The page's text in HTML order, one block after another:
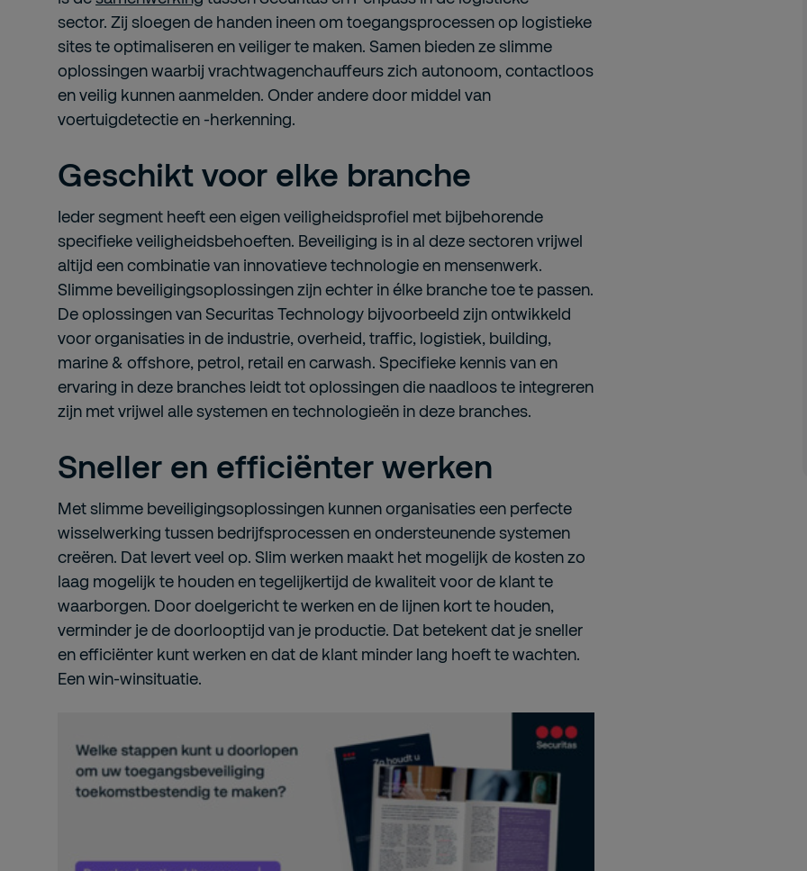
sector. Zij sloegen de handen ineen om toegangsprocessen op logistieke
sites te optimaliseren en veiliger te maken. Samen bieden ze slimme
oplossingen waarbij vrachtwagenchauffeurs zich autonoom, contactloos
en veilig kunnen aanmelden. Onder andere door middel van
voertuigdetectie en -herkenning.
Geschikt voor elke branche
Ieder segment heeft een eigen veiligheidsprofiel met bijbehorende
specifieke veiligheidsbehoeften. Beveiliging is in al deze sectoren vrijwel
altijd een combinatie van innovatieve technologie en mensenwerk.
Slimme beveiligingsoplossingen zijn echter in élke branche toe te passen.
De oplossingen van Securitas Technology bijvoorbeeld zijn ontwikkeld
voor organisaties in de industrie, overheid, traffic, logistiek, building,
marine & offshore, petrol, retail en carwash. Specifieke kennis van en
ervaring in deze branches leidt tot oplossingen die naadloos te integreren
zijn met vrijwel alle systemen en technologieën in deze branches.
Sneller en efficiënter werken
Met slimme beveiligingsoplossingen kunnen organisaties een perfecte
wisselwerking tussen bedrijfsprocessen en ondersteunende systemen
creëren. Dat levert veel op. Slim werken maakt het mogelijk de kosten zo
laag mogelijk te houden en tegelijkertijd de kwaliteit voor de klant te
waarborgen. Door doelgericht te werken en de lijnen kort te houden,
verminder je de doorlooptijd van je productie. Dat betekent dat je sneller
en efficiënter kunt werken en dat de klant minder lang hoeft te wachten.
Een win-winsituatie.